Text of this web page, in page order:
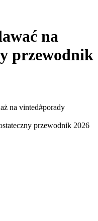
na
przewodnik
na vinted#porady